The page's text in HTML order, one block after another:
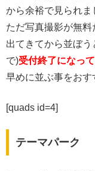
から余裕で見られま
ただ写真撮影が無
出てきてから並ぼ
で)受付終了になっ
早めに並ぶ事をおす
[quads id=4]
テーマパーク